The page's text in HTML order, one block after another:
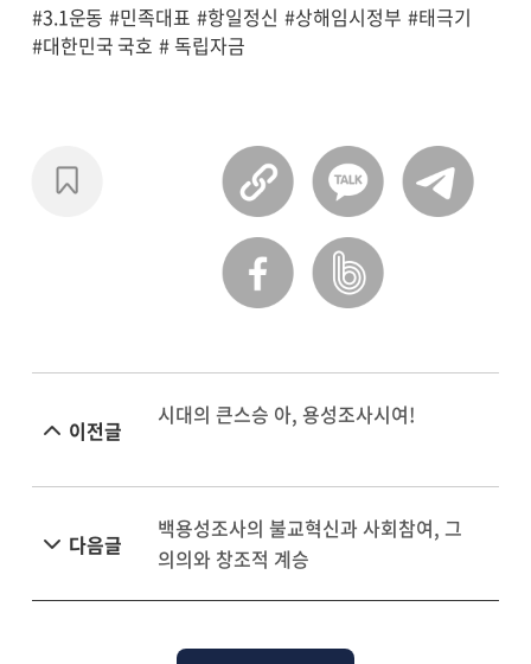
#3.1운동 #민족대표 #항일정신 #상해임시정부 #태극기
#대한민국 국호 # 독립자금
이전글
시대의 큰스승 아, 용성조사시여!
다음글
백용성조사의 불교혁신과 사회참여, 그
의의와 창조적 계승